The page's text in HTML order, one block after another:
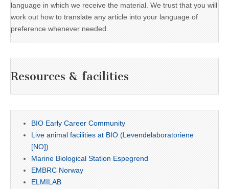
language in which we receive the material. We trust that you will
work out how to translate any article into your language of
preference whenever needed.
Resources & facilities
BIO Early Career Community
Live animal facilities at BIO (Levendelaboratoriene
[NO])
Marine Biological Station Espegrend
EMBRC Norway
ELMILAB